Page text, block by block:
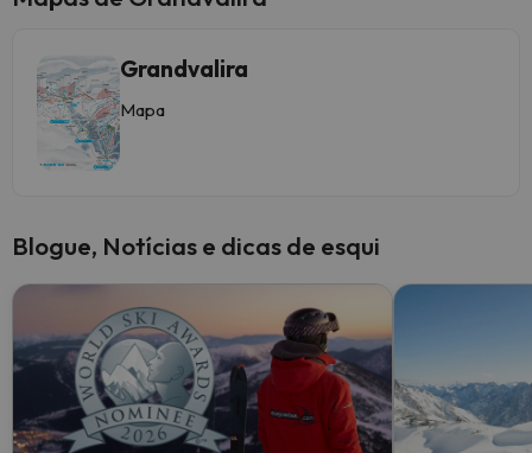
Grandvalira
Mapa
Blogue, Notícias e dicas de esqui